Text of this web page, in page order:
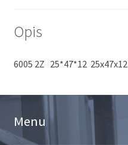
Opis
6005 2Z 25*47*12 25x47x12
Menu